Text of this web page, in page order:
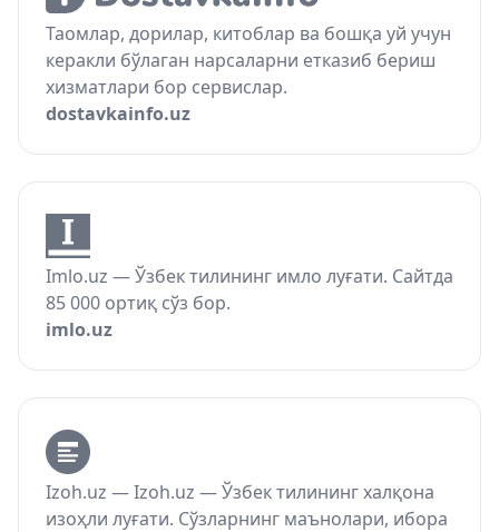
Таомлар, дорилар, китоблар ва бошқа уй учун
керакли бўлаган нарсаларни етказиб бериш
хизматлари бор сервислар.
dostavkainfo.uz
Imlo.uz — Ўзбек тилининг имло луғати. Сайтда
85 000 ортиқ сўз бор.
imlo.uz
Izoh.uz — Izoh.uz — Ўзбек тилининг халқона
изоҳли луғати. Сўзларнинг маънолари, ибора